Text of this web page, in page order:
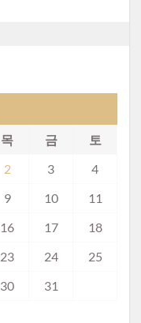
목 금
토
2 3
4
9 10
11
16 17
18
23 24
25
30 31